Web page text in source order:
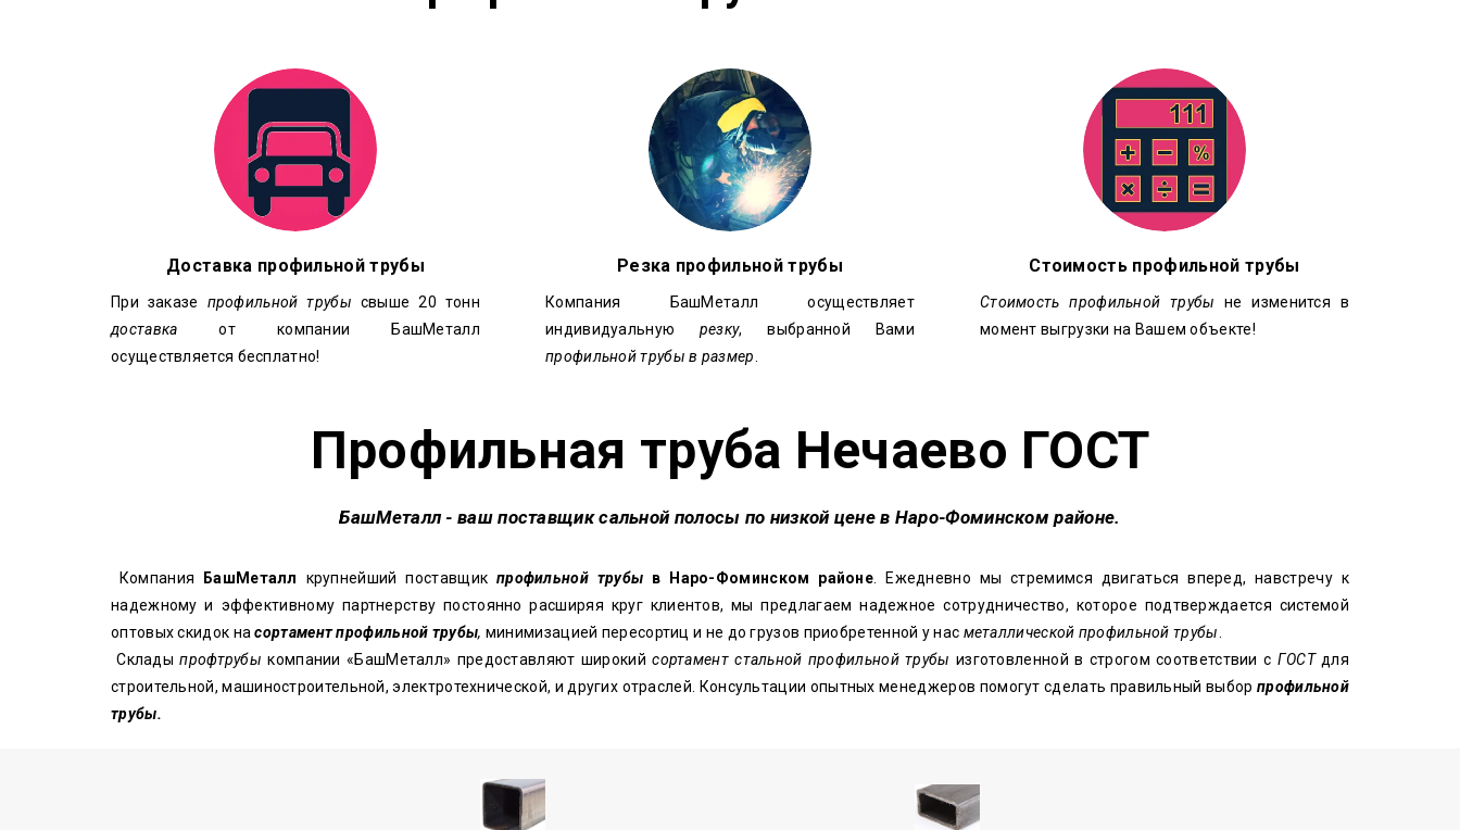
Доставка профильной трубы
При заказе профильной трубы свыше 20 тонн
доставка от компании БашМеталл
осуществляется бесплатно!
Резка профильной трубы
Компания БашМеталл осуществляет
индивидуальную резку, выбранной Вами
профильной трубы в размер
Стоимость профильной трубы
Стоимость профильной трубы не изменится в
момент выгрузки на Вашем объекте!
Профильная труба Нечаево ГОСТ
БашМеталл - ваш поставщик сальной полосы по низкой цене в Наро-Фоминском районе.
Компания БашМеталл крупнейший поставщик профильной трубы в Наро-Фоминском районе . Ежедневно мы стремимся двигаться вперед, навстречу к
надежному и эффективному партнерству постоянно расширяя круг клиентов, мы предлагаем надежное сотрудничество, которое подтверждается системой
оптовых скидок насортамент профильной трубы, минимизацией пересортиц и не до грузов приобретенной у нас металлической профильной трубы
Складыпрофтрубы компании «БашМеталл» предоставляют широкийсортамент стальной профильной трубы изготовленной в строгом соответствии с ГОСТдля
строительной, машиностроительной, электротехнической, и других отраслей. Консультации опытных менеджеров помогут сделать правильный выбор профильной
трубы.